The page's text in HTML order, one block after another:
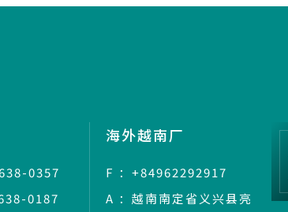
0357
0187
海外越南厂
F ：+84962292917
A ：越南南定省义兴县亮